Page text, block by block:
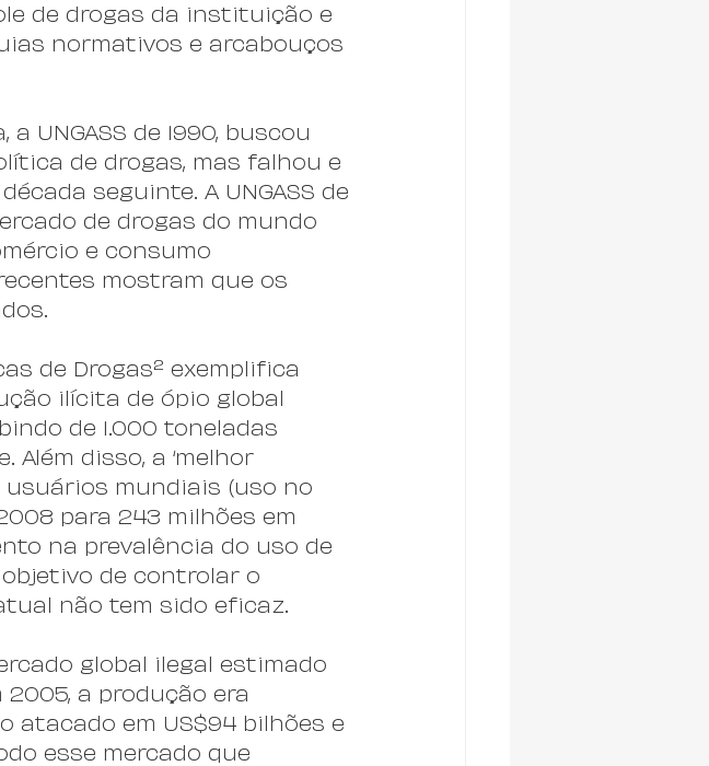
de drogas da instituição e
normativos e arcabouços
UNGASS de 1990, buscou
de drogas, mas falhou e
seguinte. A UNGASS de
de drogas do mundo
e consumo
mostram que os
de Drogas² exemplifica
ilícita de ópio global
de 1.000 toneladas
disso, a ‘melhor
usuários mundiais (uso no
para 243 milhões em
na prevalência do uso de
objetivo de controlar o
não tem sido eficaz.
global ilegal estimado
2005, a produção era
atacado em US$94 bilhões e
esse mercado que